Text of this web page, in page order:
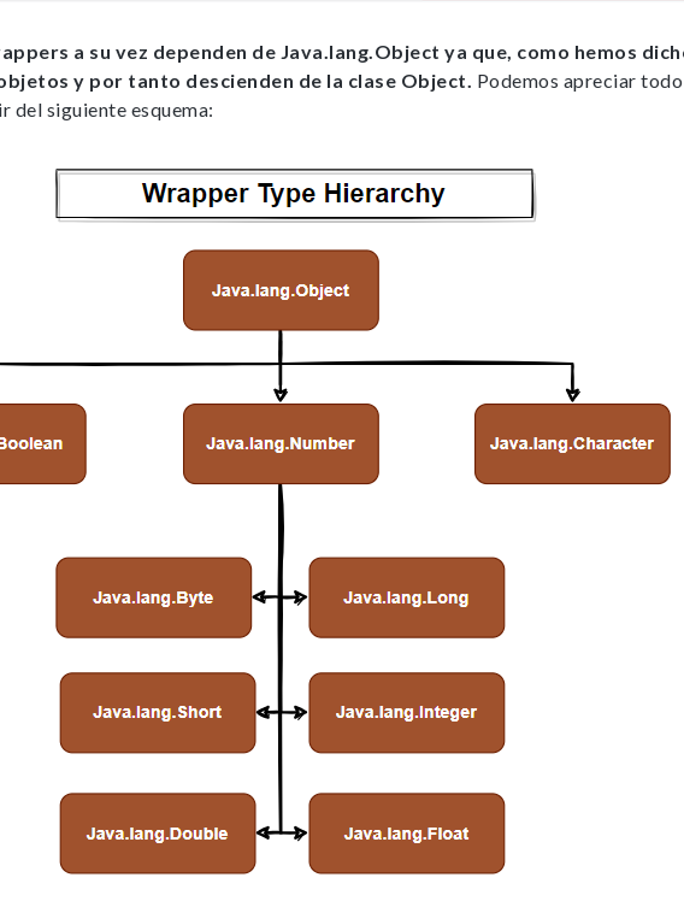
a su vez dependen de Java.lang.Object ya que, como hemos
y por tanto descienden de la clase Object. Podemos apreciar
del siguiente esquema: